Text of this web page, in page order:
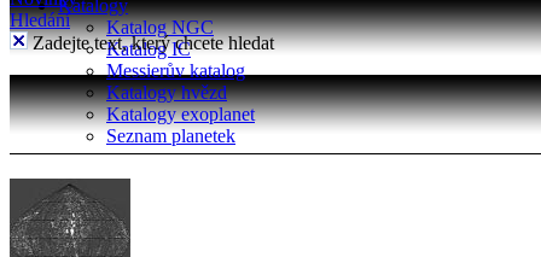
Katalogy
Katalog NGC
Katalog IC
Messierův katalog
Katalogy hvězd
Katalogy exoplanet
Seznam planetek
Hledání
Zadejte text, který chcete hledat